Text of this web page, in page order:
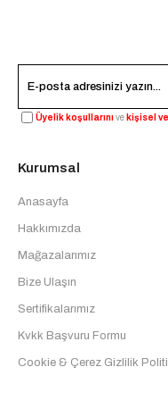
Üyelik koşullarınıve kişisel
Kurumsal
Anasayfa
Hakkımızda
Mağazalarımız
Bize Ulaşın
Sertifikalarımız
Kvkk Başvuru Formu
Cookie & Çerez Gizlilik